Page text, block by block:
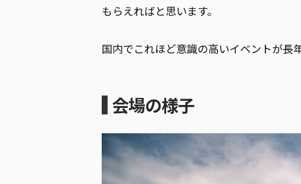
もらえればと思います。
国内でこれほど意識の高いイベントが長
会場の様子